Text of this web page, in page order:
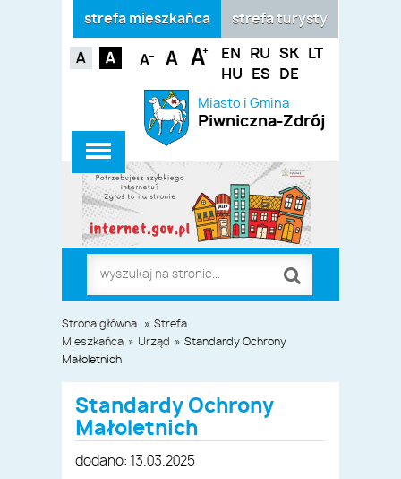
Miasto i Gmina
Piwniczna-Zdrój
EN RU SK
LT
HU
ES DE
strefa turysty
strefa mieszkańca
Strona główna » Strefa
Mieszkańca » Urząd » Standardy Ochrony
Małoletnich
Standardy Ochrony
Małoletnich
dodano: 13.03.2025